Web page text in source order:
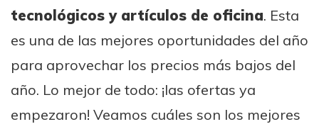
tecnológicos y artículos de oficina. Esta
es una de las mejores oportunidades del año
para aprovechar los precios más bajos del
año. Lo mejor de todo: ¡las ofertas ya
empezaron! Veamos cuáles son los mejores